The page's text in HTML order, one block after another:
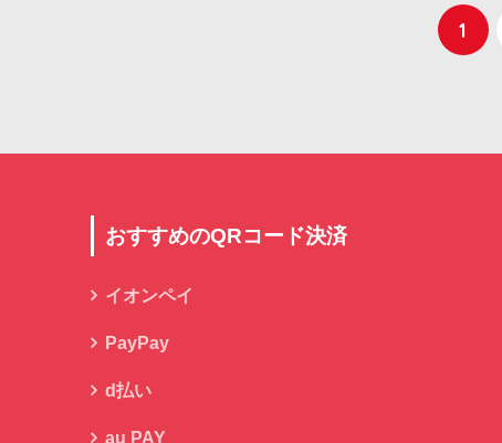
1
おすすめのQRコード決済
イオンペイ
PayPay
d払い
au PAY